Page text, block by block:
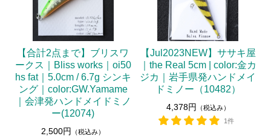
【合計2点まで】ブリスワ
ークス｜Bliss works｜oi50
hs fat｜5.0cm / 6.7g シンキ
ング｜color:GW.Yamame
｜会津発ハンドメイドミノ
ー(12074)
2,500円 （税込み）
【Jul2023NEW】ササキ屋
｜the Real 5cm | color:金カ
ジカ｜岩手県発ハンドメイ
ドミノー（10482）
4,378円
（税込み）
1件